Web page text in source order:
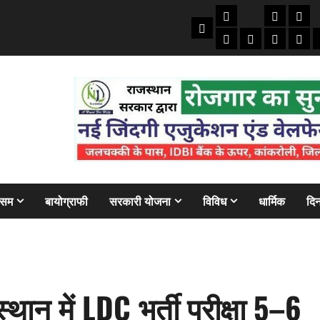
Home
तकनीकी
ऑटो
मोबाइल
क्राइम/
अजबबैंक
बायोग्राफी सरकारी योजना विविध धार्मिक
में LDC भर्ती परीक्षा 5–6